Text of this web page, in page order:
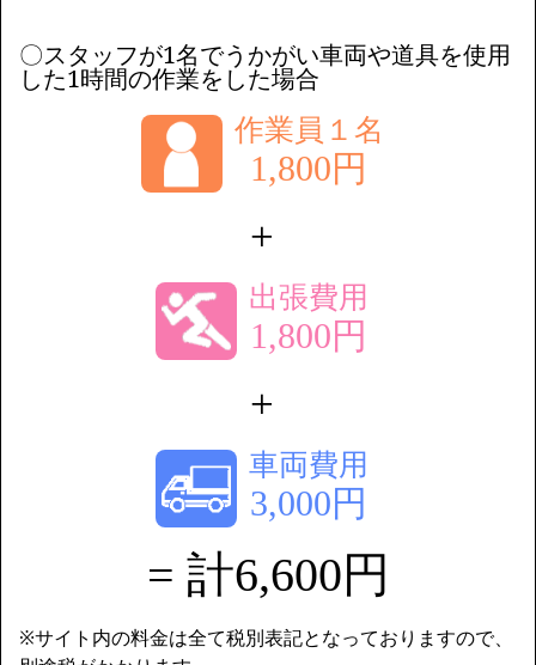
〇スタッフが1名でうかがい車両や道具を使用
した1時間の作業をした場合
作業員１名
1,800円
+
出張費用
1,800円
+
車両費用
3,000円
= 計6,600円
※サイト内の料金は全て税別表記となっておりますので、